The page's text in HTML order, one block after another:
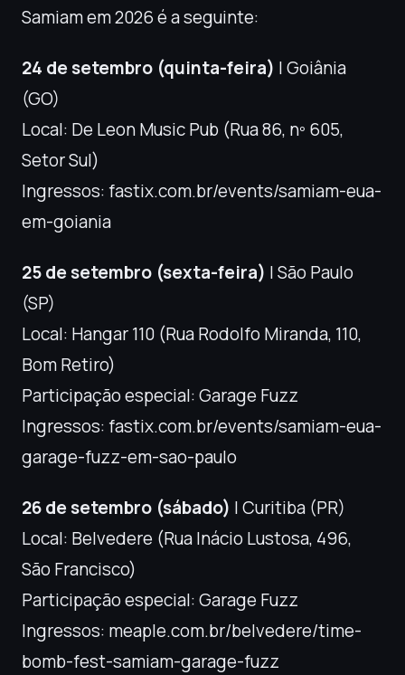
Samiam em 2026 é a seguinte:
24 de setembro (quinta-feira) | Goiânia
(GO)
Local: De Leon Music Pub (Rua 86, nº 605,
Setor Sul)
Ingressos: fastix.com.br/events/samiam-eua-
em-goiania
25 de setembro (sexta-feira) | São Paulo
(SP)
Local: Hangar 110 (Rua Rodolfo Miranda, 110,
Bom Retiro)
Participação especial: Garage Fuzz
Ingressos: fastix.com.br/events/samiam-eua-
garage-fuzz-em-sao-paulo
26 de setembro (sábado) | Curitiba (PR)
Local: Belvedere (Rua Inácio Lustosa, 496,
São Francisco)
Participação especial: Garage Fuzz
Ingressos: meaple.com.br/belvedere/time-
bomb-fest-samiam-garage-fuzz